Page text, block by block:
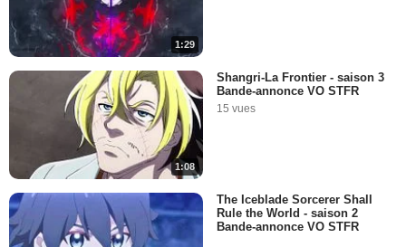
1:29
1:08
Shangri-La Frontier - saison 3
Bande-annonce VO STFR
15 vues
The Iceblade Sorcerer Shall
Rule the World - saison 2
Bande-annonce VO STFR